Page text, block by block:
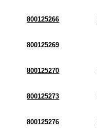
800125266
800125269
800125270
800125273
800125276